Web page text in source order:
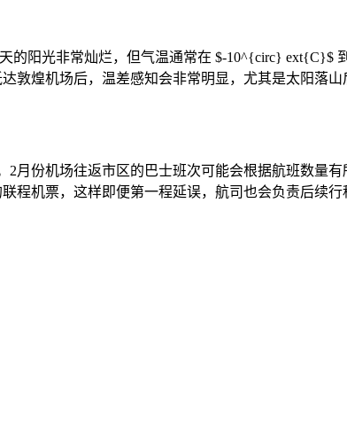
的阳光非常灿烂，但气温通常在 $-10^{circ}
敦煌机场后，温差感知会非常明显，尤其是太阳落
月份机场往返市区的巴士班次可能会根据航班数量
程机票，这样即便第一程延误，航司也会负责后续行